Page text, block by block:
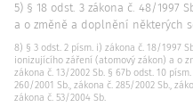
5) § 18 odst. 3 zákona č. 48/1997
a o změně a doplnění některých
8) § 3 odst. 2 písm. i) zákona č. 18/1997
ionizujícího záření (atomový zákon) a o
zákona č. 13/2002 Sb. § 67b odst. 10
260/2001 Sb., zákona č. 285/2002 Sb.,
zákona č. 53/2004 Sb.